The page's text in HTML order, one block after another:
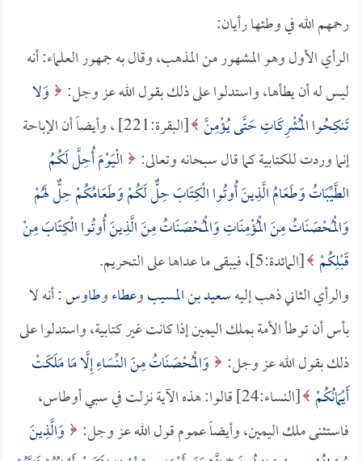
رحمهم الله في وطئها رأيان:
الرأي الأول وهو المشهور من المذهب، وقال به جمهور العلماء: أنه
ليس له أن يطأها، واستدلوا على ذلك بقول الله عز وجل:
وَلا
تَنكِحُوا الْمُشْرِكَاتِ حَتَّى يُؤْمِنَّ
[البقرة:221] ، وأيضاً أن الإباحة
إنما وردت للكتابية كما قال سبحانه وتعالى:
الْيَوْمَ أُحِلَّ لَكُمُ
الطَّيِّبَاتُ وَطَعَامُ الَّذِينَ أُوتُوا الْكِتَابَ حِلٌّ لَكُمْ وَطَعَامُكُمْ حِلٌّ لَهُمْ
وَالْمُحْصَنَاتُ مِنَ الْمُؤْمِنَاتِ وَالْمُحْصَنَاتُ مِنَ الَّذِينَ أُوتُوا الْكِتَابَ مِنْ
قَبْلِكُمْ [المائدة:5]، فيبقى ما عداها على التحريم.
والرأي الثاني ذهب إليهسعيد بن المسيبوعطاءوطاوس: أنه لا
بأس أن توطأ الأمة بملك اليمين إذا كانت غير كتابية، واستدلوا على
ذلك بقول الله عز وجل:
وَالْمُحْصَنَاتُ مِنَ النِّسَاءِ إِلَّا مَا مَلَكَتْ
أَيْمَانُكُمْ
[النساء:24] قالوا: هذه الآية نزلت في سبي أوطاس،
فاستثنى ملك اليمين، وأيضاً عموم قول الله عز وجل:
وَالَّذِينَ